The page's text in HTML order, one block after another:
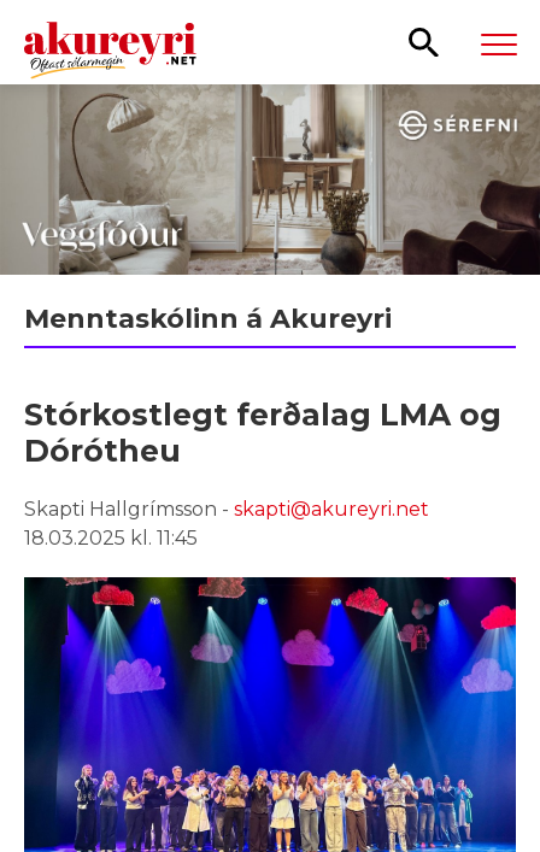
Leita
Menntaskólinn á Akureyri
Stórkostlegt ferðalag LMA og
Dórótheu
Skapti Hallgrímsson - skapti@akureyri.net
18.03.2025 kl. 11:45